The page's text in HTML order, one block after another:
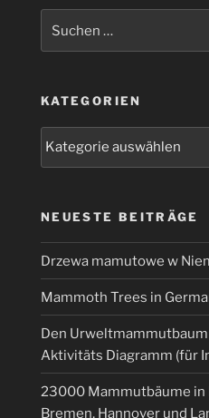
Schriftsprache
der
ganzen
Schriftsprache
aus!“
KATEGORIEN
NEUESTE BEITRÄGE
Drzewa mamutowe w
Mammoth Trees in
Den
Aktivitäts Diagramm (für
23000 Mammutbäume in
Bremen, Hannover und